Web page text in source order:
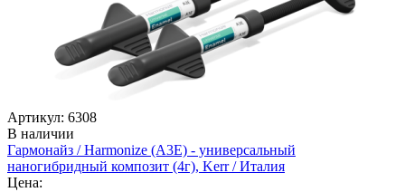
Артикул: 6308
В наличии
Гармонайз / Harmonize (А3Е) - универсальный
наногибридный композит (4г), Kerr / Италия
Цена: